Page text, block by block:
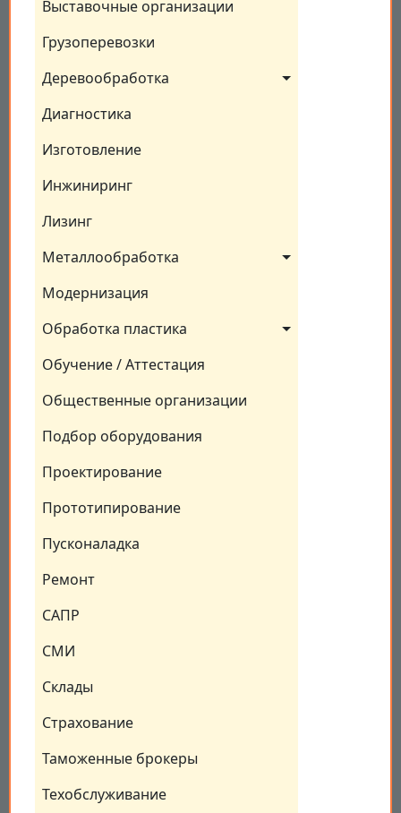
Выставочные организации
Грузоперевозки
Деревообработка
Диагностика
Изготовление
Инжиниринг
Лизинг
Металлообработка
Модернизация
Обработка пластика
Обучение / Аттестация
Общественные организации
Подбор оборудования
Проектирование
Прототипирование
Пусконаладка
Ремонт
САПР
СМИ
Склады
Страхование
Таможенные брокеры
Техобслуживание